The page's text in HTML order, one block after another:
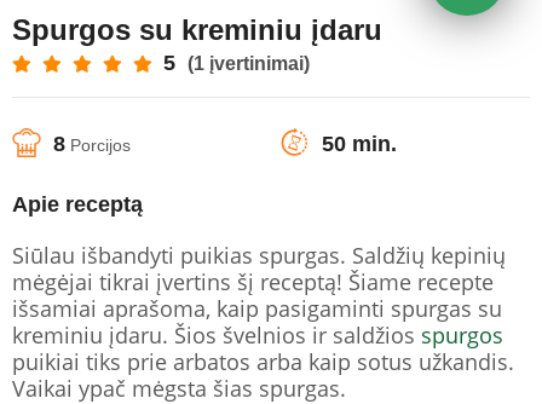
Spurgos su kreminiu įdaru
5 (1 įvertinimai)
8 Porcijos 50 min.
Apie receptą
Siūlau išbandyti puikias spurgas. Saldžių kepinių
mėgėjai tikrai įvertins šį receptą! Šiame recepte
išsamiai aprašoma, kaip pasigaminti spurgas su
kreminiu įdaru. Šios švelnios ir saldžios spurgos
puikiai tiks prie arbatos arba kaip sotus užkandis.
Vaikai ypač mėgsta šias spurgas.